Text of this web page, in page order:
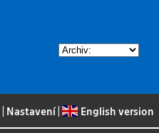
Nastavení| English version